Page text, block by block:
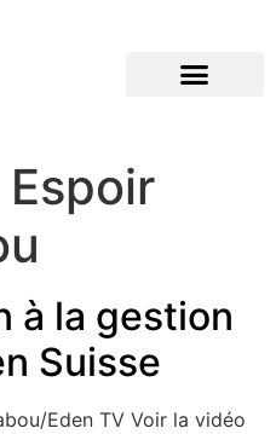
Espoir
à la gestion
Suisse
Eden TV Voir la vidéo